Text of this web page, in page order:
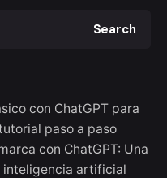
Search
con ChatGPT para
paso a paso
con ChatGPT: Una
inteligencia artificial